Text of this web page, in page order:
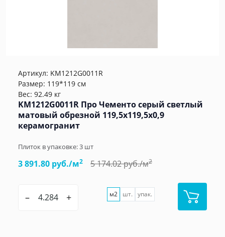
Артикул: KM1212G0011R
Размер: 119*119 см
Вес: 92.49 кг
KM1212G0011R Про Чементо серый светлый
матовый обрезной 119,5x119,5x0,9
керамогранит
Плиток в упаковке:3 шт
3 891.80 руб./м2 5 174.02 руб./м2
– + м2 шт. упак.